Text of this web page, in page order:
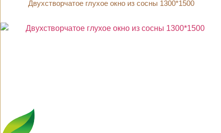
Двухстворчатое глухое окно из сосны 1300*1500